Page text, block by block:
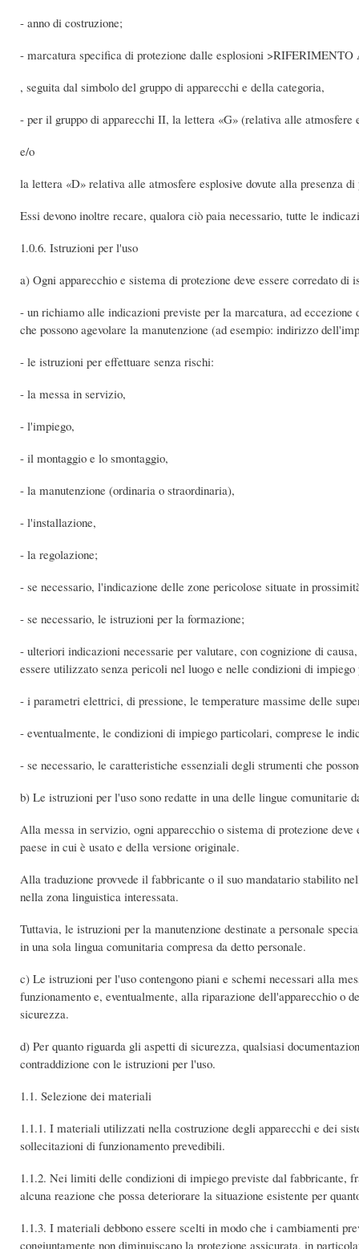
- anno di costruzione;
- marcatura specifica di protezione dalle esplosioni
, seguita dal simbolo del gruppo di apparecchi e della categoria,
- per il gruppo di apparecchi II, la lettera «G» (relativa alle atmosfere
e/o
la lettera «D» relativa alle atmosfere esplosive dovute alla presenza di
Essi devono inoltre recare, qualora ciò paia necessario, tutte le
1.0.6. Istruzioni per l'uso
a) Ogni apparecchio e sistema di protezione deve essere corredato
- un richiamo alle indicazioni previste per la marcatura, ad
che possono agevolare la manutenzione (ad esempio: indirizzo
- le istruzioni per effettuare senza rischi:
- la messa in servizio,
- l'impiego,
- il montaggio e lo smontaggio,
- la manutenzione (ordinaria o straordinaria),
- l'installazione,
- la regolazione;
- se necessario, l'indicazione delle zone pericolose situate in
- se necessario, le istruzioni per la formazione;
- ulteriori indicazioni necessarie per valutare, con cognizione di
essere utilizzato senza pericoli nel luogo e nelle condizioni di
- i parametri elettrici, di pressione, le temperature massime delle
- eventualmente, le condizioni di impiego particolari, comprese le
- se necessario, le caratteristiche essenziali degli strumenti che
b) Le istruzioni per l'uso sono redatte in una delle lingue comunitarie
Alla messa in servizio, ogni apparecchio o sistema di protezione
paese in cui è usato e della versione originale.
Alla traduzione provvede il fabbricante o il suo mandatario stabilito
nella zona linguistica interessata.
Tuttavia, le istruzioni per la manutenzione destinate a personale
in una sola lingua comunitaria compresa da detto personale.
c) Le istruzioni per l'uso contengono piani e schemi necessari alla
funzionamento e, eventualmente, alla riparazione dell'apparecchio o
sicurezza.
d) Per quanto riguarda gli aspetti di sicurezza, qualsiasi
contraddizione con le istruzioni per l'uso.
1.1. Selezione dei materiali
1.1.1. I materiali utilizzati nella costruzione degli apparecchi e dei
sollecitazioni di funzionamento prevedibili.
1.1.2. Nei limiti delle condizioni di impiego previste dal fabbricante,
alcuna reazione che possa deteriorare la situazione esistente per
1.1.3. I materiali debbono essere scelti in modo che i cambiamenti
congiuntamente non diminuiscano la protezione assicurata, in